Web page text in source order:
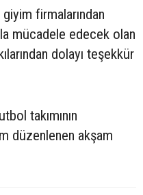
firmalarından
mücadele edecek olan
dolayı teşekkür
takımının
düzenlenen akşam